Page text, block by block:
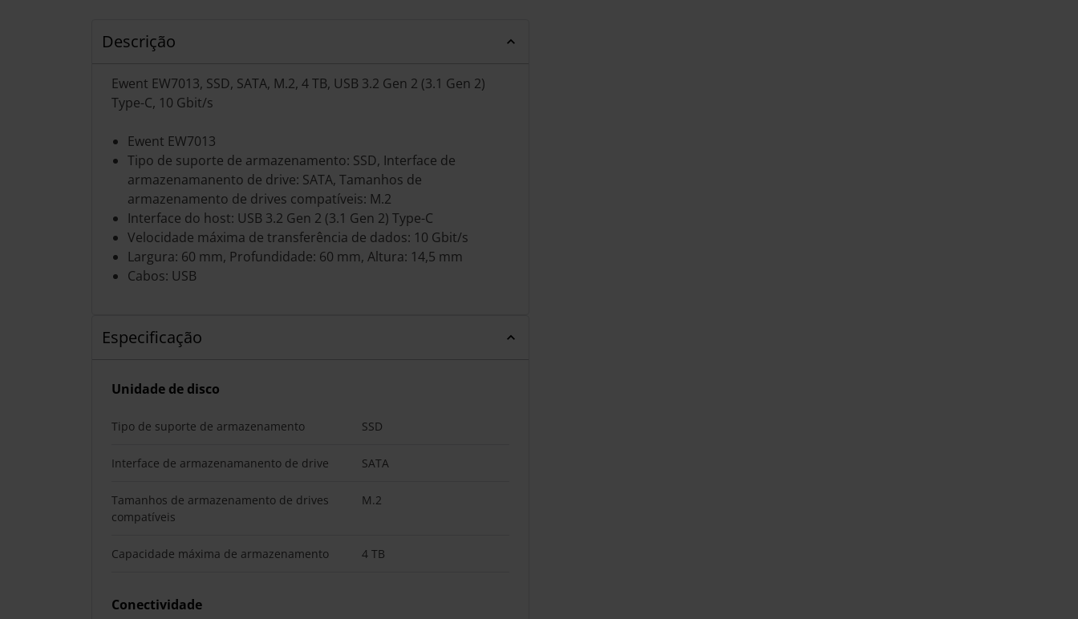
Descrição
Ewent EW7013, SSD, SATA, M.2, 4 TB, USB 3.2 Gen 2 (3.1 Gen 2)
Type-C, 10 Gbit/s
Ewent EW7013
Tipo de suporte de armazenamento: SSD, Interface de
armazenamanento de drive: SATA, Tamanhos de
armazenamento de drives compatíveis: M.2
Interface do host: USB 3.2 Gen 2 (3.1 Gen 2) Type-C
Velocidade máxima de transferência de dados: 10 Gbit/s
Largura: 60 mm, Profundidade: 60 mm, Altura: 14,5 mm
Cabos: USB
Especificação
Unidade de disco
Tipo de suporte de armazenamento SSD
Interface de armazenamanento de drive SATA
Tamanhos de armazenamento de drives
compatíveis
M.2
Capacidade máxima de armazenamento 4 TB
Conectividade